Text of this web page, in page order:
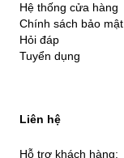
Hệ thống cửa hàng
Chính sách bảo mật
Hỏi đáp
Tuyển dụng
Liên hệ
Hỗ trợ khách hàng: